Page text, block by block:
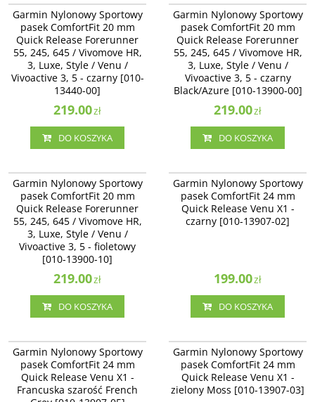
Garmin Nylonowy Sportowy pasek
ComfortFit 20 mm Quick Release
Forerunner 55, 245, 645 /
Vivomove HR, 3, Luxe, Style / Venu
/ Vivoactive 3, 5 - czarny [010-
13440-00]
Garmin Nylonowy Sportowy
pasek ComfortFit 20 mm
Quick Release Forerunner
55, 245, 645 / Vivomove HR,
3, Luxe, Style / Venu /
Vivoactive 3, 5 - czarny [010-
13440-00]
219.00zł
DO KOSZYKA
Garmin Nylonowy Sportowy pasek
ComfortFit 20 mm Quick Release
Forerunner 55, 245, 645 /
Vivomove HR, 3, Luxe, Style / Venu
/ Vivoactive 3, 5 - czarny
Black/Azure [010-13900-00]
Garmin Nylonowy Sportowy
pasek ComfortFit 20 mm
Quick Release Forerunner
55, 245, 645 / Vivomove HR,
3, Luxe, Style / Venu /
Vivoactive 3, 5 - czarny
Black/Azure [010-13900-00]
219.00zł
DO KOSZYKA
Garmin Nylonowy Sportowy pasek
ComfortFit 20 mm Quick Release
Forerunner 55, 245, 645 /
Vivomove HR, 3, Luxe, Style / Venu
/ Vivoactive 3, 5 - fioletowy [010-
13900-10]
Garmin Nylonowy Sportowy
pasek ComfortFit 20 mm
Quick Release Forerunner
55, 245, 645 / Vivomove HR,
3, Luxe, Style / Venu /
Vivoactive 3, 5 - fioletowy
[010-13900-10]
219.00zł
DO KOSZYKA
Garmin Nylonowy Sportowy pasek
ComfortFit 24 mm Quick Release
Venu X1 - czarny [010-13907-02]
Garmin Nylonowy Sportowy
pasek ComfortFit 24 mm
Quick Release Venu X1 -
czarny [010-13907-02]
199.00zł
DO KOSZYKA
Garmin Nylonowy Sportowy pasek
ComfortFit 24 mm Quick Release
Venu X1 - Francuska szarość
French Grey [010-13907-05]
Garmin Nylonowy Sportowy
pasek ComfortFit 24 mm
Quick Release Venu X1 -
Francuska szarość French
Garmin Nylonowy Sportowy pasek
ComfortFit 24 mm Quick Release
Venu X1 - zielony Moss [010-13907-
03]
Garmin Nylonowy Sportowy
pasek ComfortFit 24 mm
Quick Release Venu X1 -
zielony Moss [010-13907-03]